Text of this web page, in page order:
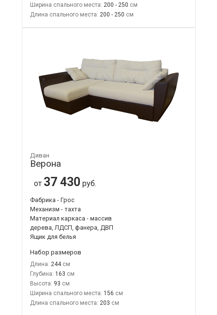
Ширина спального места: 200 - 250
Длина спального места: 200 - 250
Диван
Верона
от 37 430 руб.
Фабрика - Грос
Механизм - тахта
Материал каркаса - массив
дерева, ЛДСП, фанера, ДВП
Ящик для белья
Набор размеров
Длина: 244
Глубина: 163
Высота: 93
Ширина спального места: 156
Длина спального места: 203